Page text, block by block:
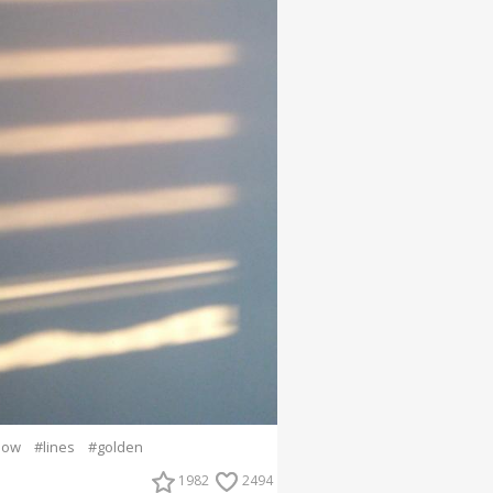
#lines #golden
1982 2494